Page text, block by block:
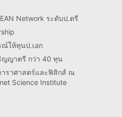
Network ระดับป.ตรี
ให้ทุนป.เอก
ญาตรี กว่า 40 ทุน
าราศาสตร์และฟิสิกส์ ณ
Science Institute